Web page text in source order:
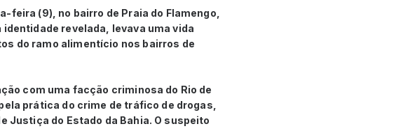
(9), no bairro de Praia do Flamengo,
identidade revelada, levava uma vida
do ramo alimentício nos bairros de
com uma facção criminosa do Rio de
prática do crime de tráfico de drogas,
Justiça do Estado da Bahia. O suspeito